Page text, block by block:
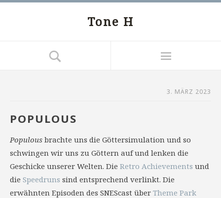
Tone H
3. MÄRZ 2023
POPULOUS
Populous brachte uns die Göttersimulation und so
schwingen wir uns zu Göttern auf und lenken die
Geschicke unserer Welten. Die Retro Achievements und
die Speedruns sind entsprechend verlinkt. Die
erwähnten Episoden des SNEScast über Theme Park